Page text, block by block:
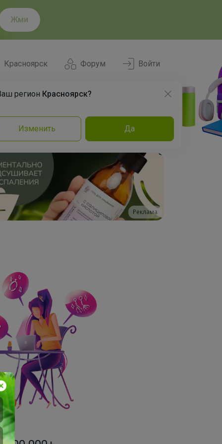
Жми
Форум
Красноярск
регион Красноярск?
Изменить Да
Войти
Команда Эксперты
Реклама